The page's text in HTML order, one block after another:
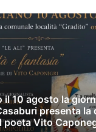
il 10 agosto la
presenta la
poeta Vito